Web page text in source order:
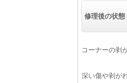
修理後の状態
コーナーの剥
深い傷や剥が